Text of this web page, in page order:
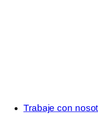
Trabaje con